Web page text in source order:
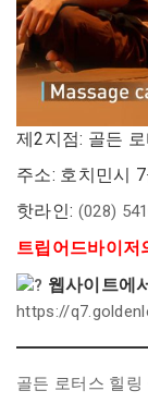
제2지점: 골든
주소: 호치민시
핫라인: (028)
트립어드바이저
웹사이트에
https://
골든 로터스 힐